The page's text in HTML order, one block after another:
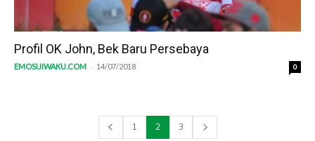
Profil OK John, Bek Baru Persebaya
EMOSIJIWAKU.COM - 14/07/2018 0
1 2 3